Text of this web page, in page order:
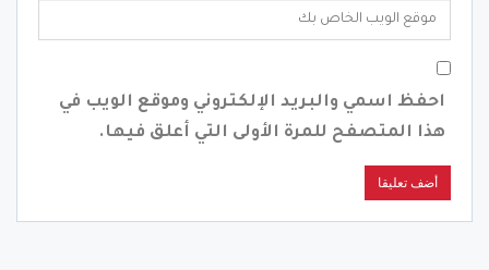
احفظ اسمي والبريد الإلكتروني وموقع الويب في
هذا المتصفح للمرة الأولى التي أعلق فيها.